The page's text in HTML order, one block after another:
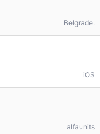
Belgrade.
iOS
alfaunits